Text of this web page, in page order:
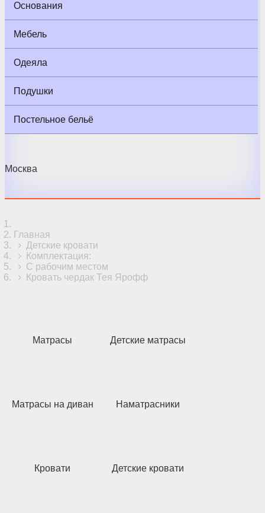
Основания
Мебель
Одеяла
Подушки
Постельное бельё
Москва
Главная
Детские кровати
Комплектация:
С рабочим местом
Кровать чердак Тея Ярофф
Матрасы Детские матрасы
Матрасы на диван Наматрасники
Кровати Детские кровати